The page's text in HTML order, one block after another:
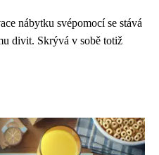
nábytku svépomocí se stává
divit. Skrývá v sobě totiž